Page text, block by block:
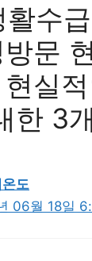
활수
문
실
한 3
도
06월 18일